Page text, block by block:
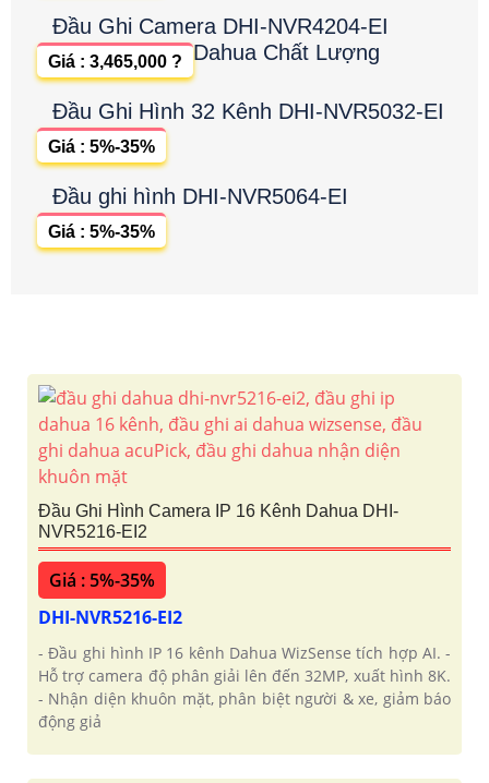
Đầu Ghi Camera DHI-NVR4204-EI
Dahua Chất Lượng
Giá : 3,465,000 ?
Đầu Ghi Hình 32 Kênh DHI-NVR5032-EI
Giá : 5%-35%
Đầu ghi hình DHI-NVR5064-EI
Giá : 5%-35%
Đầu Ghi Hình Camera IP 16 Kênh Dahua DHI-
NVR5216-EI2
Giá : 5%-35%
DHI-NVR5216-EI2
- Đầu ghi hình IP 16 kênh Dahua WizSense tích hợp AI. -
Hỗ trợ camera độ phân giải lên đến 32MP, xuất hình 8K.
- Nhận diện khuôn mặt, phân biệt người & xe, giảm báo
động giả